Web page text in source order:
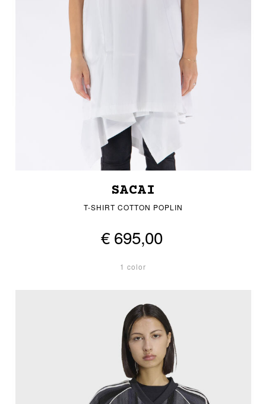
SACAI
T-SHIRT COTTON POPLIN
€ 695,00
1 color